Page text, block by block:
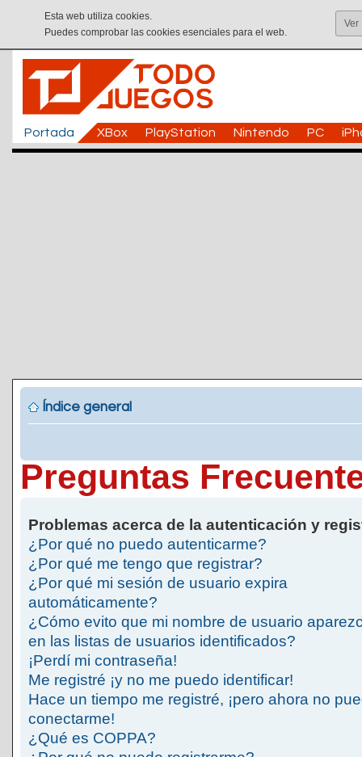
Esta web utiliza cookies.
Puedes comprobar las cookies esenciales para el web.
Ver
Portada XBox PlayStation Nintendo PC
Índice general
Preguntas
Problemas acerca de la autenticación y
¿Por qué no puedo autenticarme?
¿Por qué me tengo que registrar?
¿Por qué mi sesión de usuario expira
automáticamente?
¿Cómo evito que mi nombre de usuario
en las listas de usuarios identificados?
¡Perdí mi contraseña!
Me registré ¡y no me puedo identificar!
Hace un tiempo me registré, ¡pero ahora no
conectarme!
¿Qué es COPPA?